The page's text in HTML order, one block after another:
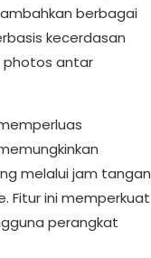
berbagai
kecerdasan
photos antar
melalui jam tangan
Fitur ini memperkuat
perangkat